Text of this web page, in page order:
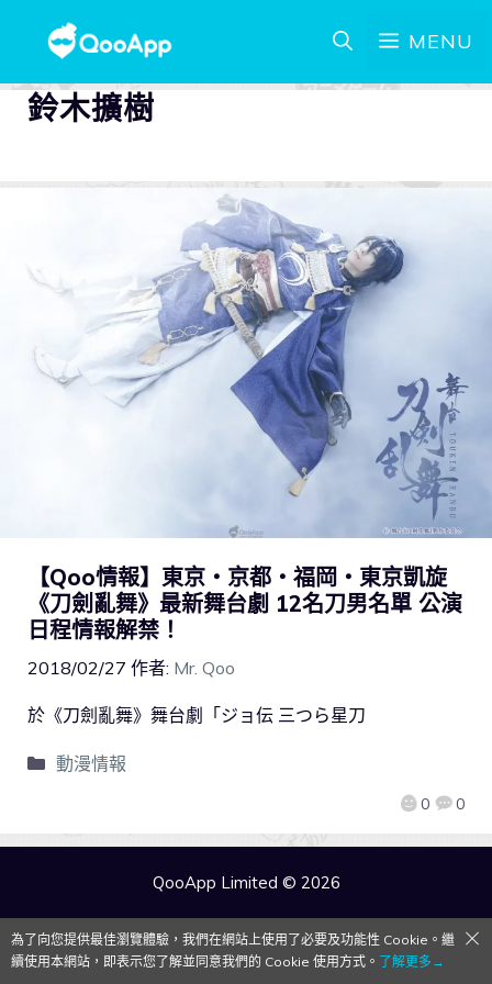
MENU
鈴木擴樹
【Qoo情報】東京・京都・福岡・東京凱旋
《刀劍亂舞》最新舞台劇 12名刀男名單 公演
日程情報解禁！
2018/02/27 作者: Mr. Qoo
0 0
於《刀劍亂舞》舞台劇「ジョ伝 三つら星刀
動漫情報
QooApp Limited © 2026
為了向您提供最佳瀏覽體驗，我們在網站上使用了必要及功能性 Cookie。繼
續使用本網站，即表示您了解並同意我們的 Cookie 使用方式。 了解更多→